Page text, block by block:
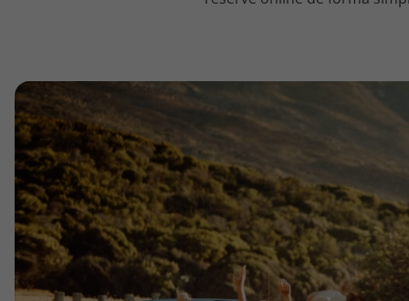
topatlantico@topatlantico.com